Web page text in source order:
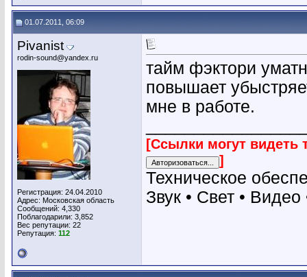
01.07.2011, 06:09
Pivanist
rodin-sound@yandex.ru
Регистрация: 24.04.2010
Адрес: Московская область
Сообщений: 4,330
Поблагодарили: 3,852
Вес репутации: 22
Репутация: 112
тайм фэктори
повышает
мне в работе.
[Ссылки могут видеть
]
Техническое
Звук • Свет •